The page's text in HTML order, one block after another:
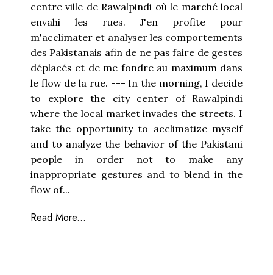
centre ville de Rawalpindi où le marché local
envahi les rues. J'en profite pour
m'acclimater et analyser les comportements
des Pakistanais afin de ne pas faire de gestes
déplacés et de me fondre au maximum dans
le flow de la rue. --- In the morning, I decide
to explore the city center of Rawalpindi
where the local market invades the streets. I
take the opportunity to acclimatize myself
and to analyze the behavior of the Pakistani
people in order not to make any
inappropriate gestures and to blend in the
flow of...
Read More...